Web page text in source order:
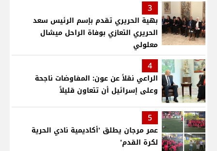
3
بهية الحريري تقدم بإسم الرئيس سعد
الحريري التعازي بوفاة الراحل ميشال
معلولي
4
الراعي نقلاً عن عون: المفاوضات ناجحة
وعلى إسرائيل أن تتعاون قليلاً
5
عمر مرجان يطلق 'أكاديمية نادي الحرية
لكرة القدم'